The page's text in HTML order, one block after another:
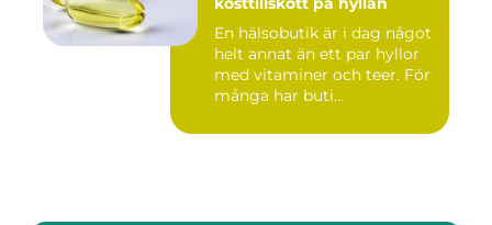
En hälsobutik är i dag något
helt annat än ett par hyllor
med vitaminer och teer. För
många har buti...